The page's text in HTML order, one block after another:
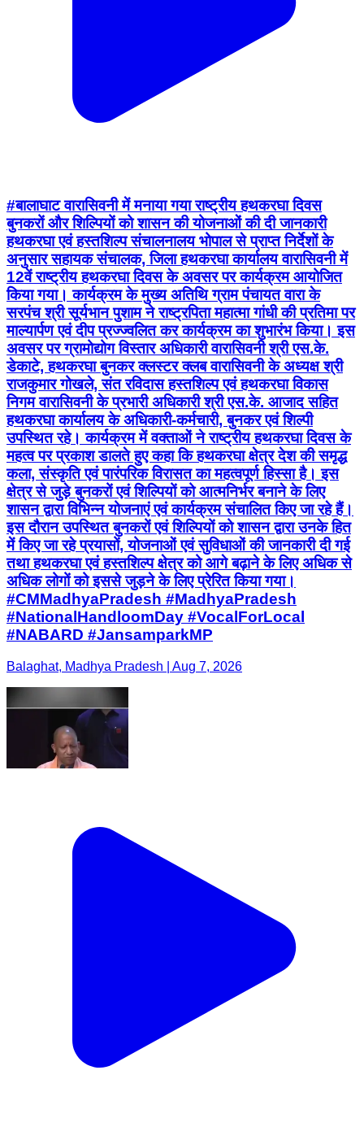
#बालाघाट वारासिवनी में मनाया गया राष्ट्रीय हथकरघा दिवस
बुनकरों और शिल्पियों को शासन की योजनाओं की दी जानकारी
हथकरघा एवं हस्तशिल्प संचालनालय भोपाल से प्राप्त निर्देशों के
अनुसार सहायक संचालक, जिला हथकरघा कार्यालय वारासिवनी में
12वें राष्ट्रीय हथकरघा दिवस के अवसर पर कार्यक्रम आयोजित
किया गया। कार्यक्रम के मुख्य अतिथि ग्राम पंचायत वारा के
सरपंच श्री सूर्यभान पुशाम ने राष्ट्रपिता महात्मा गांधी की प्रतिमा पर
माल्यार्पण एवं दीप प्रज्ज्वलित कर कार्यक्रम का शुभारंभ किया। इस
अवसर पर ग्रामोद्योग विस्तार अधिकारी वारासिवनी श्री एस.के.
डेकाटे, हथकरघा बुनकर क्लस्टर क्लब वारासिवनी के अध्यक्ष श्री
राजकुमार गोखले, संत रविदास हस्तशिल्प एवं हथकरघा विकास
निगम वारासिवनी के प्रभारी अधिकारी श्री एस.के. आजाद सहित
हथकरघा कार्यालय के अधिकारी-कर्मचारी, बुनकर एवं शिल्पी
उपस्थित रहे। कार्यक्रम में वक्ताओं ने राष्ट्रीय हथकरघा दिवस के
महत्व पर प्रकाश डालते हुए कहा कि हथकरघा क्षेत्र देश की समृद्ध
कला, संस्कृति एवं पारंपरिक विरासत का महत्वपूर्ण हिस्सा है। इस
क्षेत्र से जुड़े बुनकरों एवं शिल्पियों को आत्मनिर्भर बनाने के लिए
शासन द्वारा विभिन्न योजनाएं एवं कार्यक्रम संचालित किए जा रहे हैं।
इस दौरान उपस्थित बुनकरों एवं शिल्पियों को शासन द्वारा उनके हित
में किए जा रहे प्रयासों, योजनाओं एवं सुविधाओं की जानकारी दी गई
तथा हथकरघा एवं हस्तशिल्प क्षेत्र को आगे बढ़ाने के लिए अधिक से
अधिक लोगों को इससे जुड़ने के लिए प्रेरित किया गया।
#CMMadhyaPradesh #MadhyaPradesh
#NationalHandloomDay #VocalForLocal
#NABARD #JansamparkMP
Balaghat, Madhya Pradesh | Aug 7, 2026